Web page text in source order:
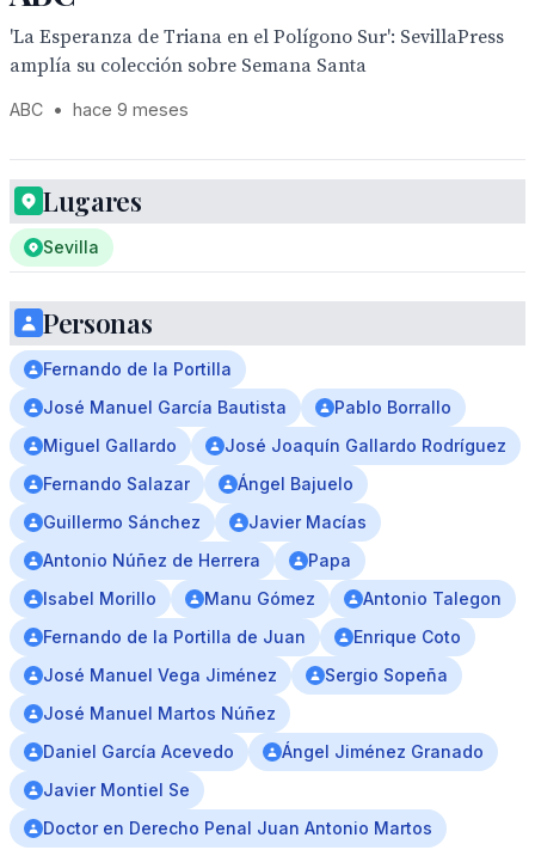
'La Esperanza de Triana en el Polígono Sur': SevillaPress
amplía su colección sobre Semana Santa
ABC • hace 9 meses
Lugares
Sevilla
Personas
Fernando de la Portilla
José Manuel García Bautista
Pablo Borrallo
Miguel Gallardo
José Joaquín Gallardo Rodríguez
Fernando Salazar
Ángel Bajuelo
Guillermo Sánchez
Javier Macías
Antonio Núñez de Herrera
Papa
Isabel Morillo
Manu Gómez
Antonio Talegon
Fernando de la Portilla de Juan
Enrique Coto
José Manuel Vega Jiménez
Sergio Sopeña
José Manuel Martos Núñez
Daniel García Acevedo
Ángel Jiménez Granado
Javier Montiel Se
Doctor en Derecho Penal Juan Antonio Martos